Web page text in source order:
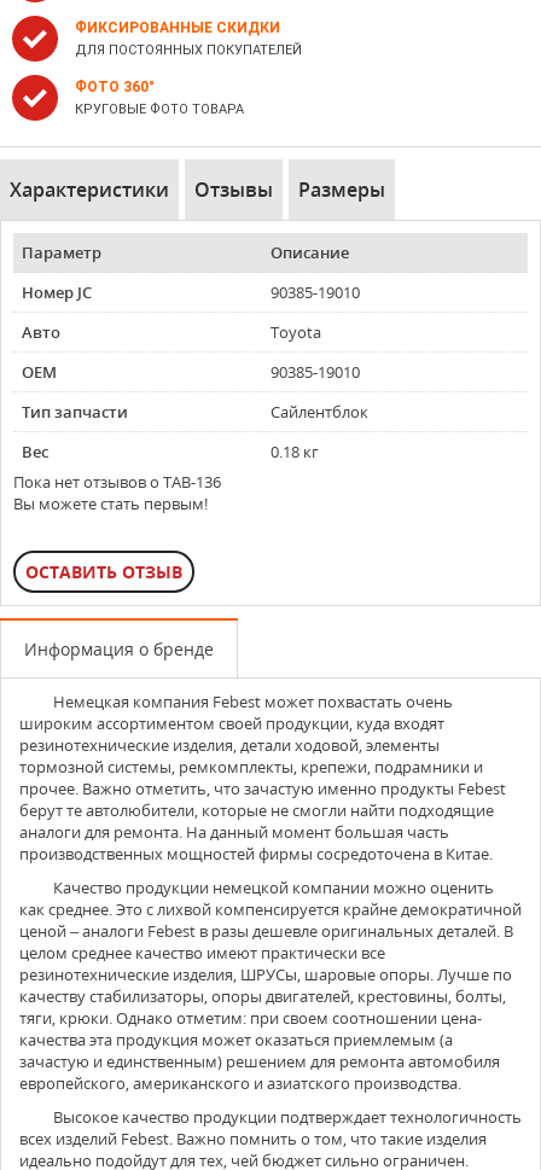
ФИКСИРОВАННЫЕ СКИДКИ
ДЛЯ ПОСТОЯННЫХ ПОКУПАТЕЛЕЙ
ФОТО 360°
КРУГОВЫЕ ФОТО ТОВАРА
Характеристики Отзывы Размеры
Параметр
Описание
Номер JC
90385-19010
Авто
Toyota
OEM
90385-19010
Тип запчасти
Сайлентблок
Вес
0.18 кг
Пока нет отзывов о TAB-136
Вы можете стать первым!
ОСТАВИТЬ ОТЗЫВ
Информация о бренде
Немецкая компания Febest может похвастать очень
широким ассортиментом своей продукции, куда входят
резинотехнические изделия, детали ходовой, элементы
тормозной системы, ремкомплекты, крепежи, подрамники и
прочее. Важно отметить, что зачастую именно продукты Febest
берут те автолюбители, которые не смогли найти подходящие
аналоги для ремонта. На данный момент большая часть
производственных мощностей фирмы сосредоточена в Китае.
Качество продукции немецкой компании можно оценить
как среднее. Это с лихвой компенсируется крайне демократичной
ценой – аналоги Febest в разы дешевле оригинальных деталей. В
целом среднее качество имеют практически все
резинотехнические изделия, ШРУСы, шаровые опоры. Лучше по
качеству стабилизаторы, опоры двигателей, крестовины, болты,
тяги, крюки. Однако отметим: при своем соотношении цена-
качества эта продукция может оказаться приемлемым (а
зачастую и единственным) решением для ремонта автомобиля
европейского, американского и азиатского производства.
Высокое качество продукции подтверждает технологичность
всех изделий Febest. Важно помнить о том, что такие изделия
идеально подойдут для тех, чей бюджет сильно ограничен.